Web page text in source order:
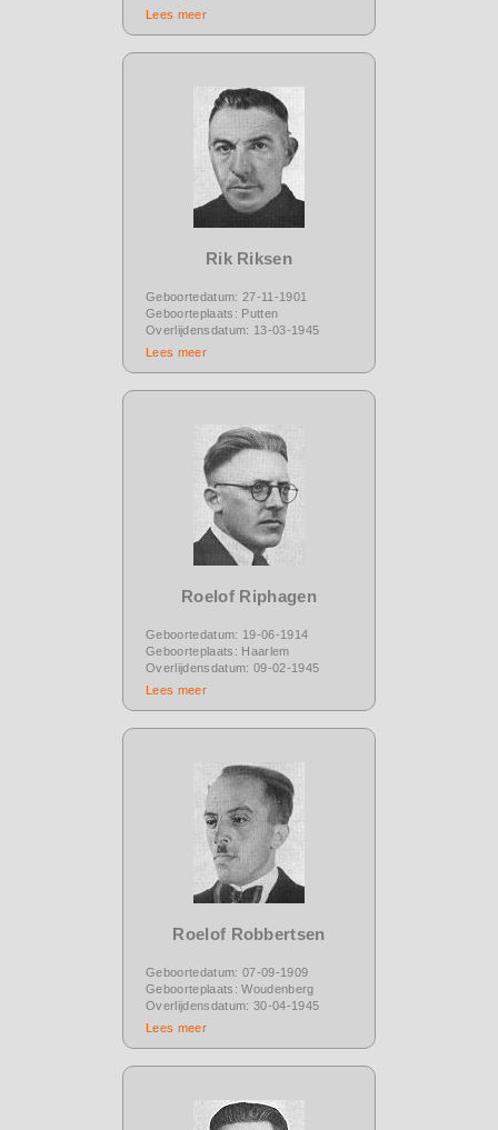
Lees meer
Rik Riksen
Geboortedatum: 27-11-1901
Geboorteplaats: Putten
Overlijdensdatum: 13-03-1945
Lees meer
Roelof Riphagen
Geboortedatum: 19-06-1914
Geboorteplaats: Haarlem
Overlijdensdatum: 09-02-1945
Lees meer
Roelof Robbertsen
Geboortedatum: 07-09-1909
Geboorteplaats: Woudenberg
Overlijdensdatum: 30-04-1945
Lees meer